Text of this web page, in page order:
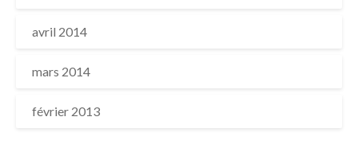
avril 2014
mars 2014
février 2013